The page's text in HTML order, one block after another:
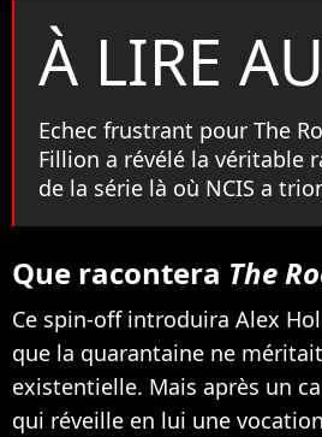
À LIRE
Echec frustrant pour The
Fillion a révélé la véritable
de la série là où NCIS a
Que racontera The
Ce spin-off introduira Alex
que la quarantaine ne
existentielle. Mais après un
qui réveille en lui une